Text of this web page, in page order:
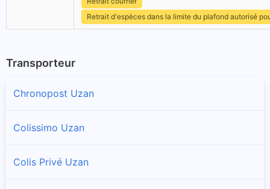
Retrait d'espèces dans la limite du plafond autorisé
Transporteur
Chronopost Uzan
Colissimo Uzan
Colis Privé Uzan